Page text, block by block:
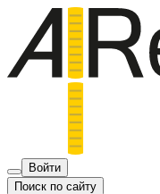
Войти
Поиск по сайту